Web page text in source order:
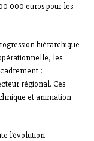
000 euros pour les
hiérarchique
les
:
régional. Ces
et animation
l’évolution